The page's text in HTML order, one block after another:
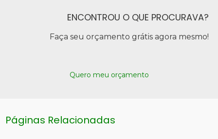
ENCONTROU O QUE PROCURAVA?
Faça seu orçamento grátis agora mesmo!
Quero meu orçamento
Páginas Relacionadas